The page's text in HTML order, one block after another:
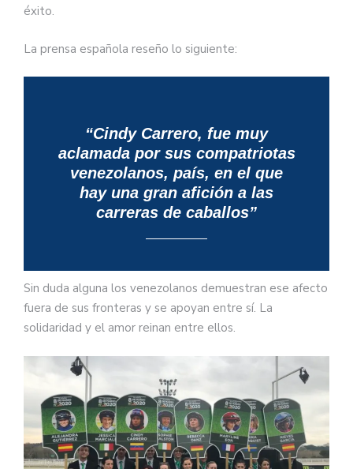
éxito.
La prensa española reseño lo siguiente:
“Cindy Carrero, fue muy
aclamada por sus compatriotas
venezolanos, país, en el que
hay una gran afición a las
carreras de caballos”
Sin duda alguna los venezolanos demuestran ese afecto
fuera de sus fronteras y se apoyan entre sí. La
solidaridad y el amor reinan entre ellos.